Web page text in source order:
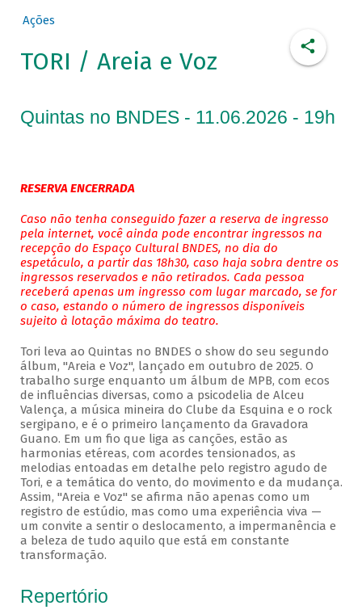
Ações
TORI / Areia e Voz
Quintas no BNDES - 11.06.2026 - 19h
RESERVA ENCERRADA
Caso não tenha conseguido fazer a reserva de ingresso
pela internet, você ainda pode encontrar ingressos na
recepção do Espaço Cultural BNDES, no dia do
espetáculo, a partir das 18h30, caso haja sobra dentre os
ingressos reservados e não retirados. Cada pessoa
receberá apenas um ingresso com lugar marcado, se for
o caso, estando o número de ingressos disponíveis
sujeito à lotação máxima do teatro.
Tori leva ao Quintas no BNDES o show do seu segundo
álbum, "Areia e Voz", lançado em outubro de 2025. O
trabalho surge enquanto um álbum de MPB, com ecos
de influências diversas, como a psicodelia de Alceu
Valença, a música mineira do Clube da Esquina e o rock
sergipano, e é o primeiro lançamento da Gravadora
Guano. Em um fio que liga as canções, estão as
harmonias etéreas, com acordes tensionados, as
melodias entoadas em detalhe pelo registro agudo de
Tori, e a temática do vento, do movimento e da mudança.
Assim, "Areia e Voz" se afirma não apenas como um
registro de estúdio, mas como uma experiência viva —
um convite a sentir o deslocamento, a impermanência e
a beleza de tudo aquilo que está em constante
transformação.
Repertório